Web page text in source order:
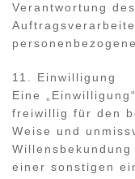
Verantwortung
11. Einwilligung
Eine
freiwillig für den
Weise und
einer sonstigen